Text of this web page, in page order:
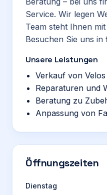
Service. Wir legen
Team steht Ihnen
Besuchen Sie uns in
Unsere Leistungen
Verkauf von
Reparaturen und
Beratung zu
Anpassung von
Öffnungszeiten
Dienstag